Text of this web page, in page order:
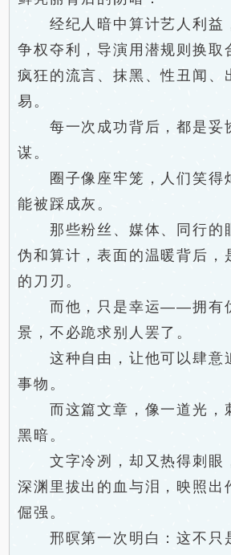
经纪人暗中算计艺人利益
争权夺利，导演用潜规则换取
疯狂的流言、抹黑、性丑闻、
易。
每一次成功背后，都是妥
谋。
圈子像座牢笼，人们笑得
能被踩成灰。
那些粉丝、媒体、同行的
伪和算计，表面的温暖背后，
的刀刃。
而他，只是幸运——拥有
景，不必跪求别人罢了。
这种自由，让他可以肆意
事物。
而这篇文章，像一道光，
黑暗。
文字冷冽，却又热得刺眼
深渊里拔出的血与泪，映照出
倔强。
邢暝第一次明白：这不只